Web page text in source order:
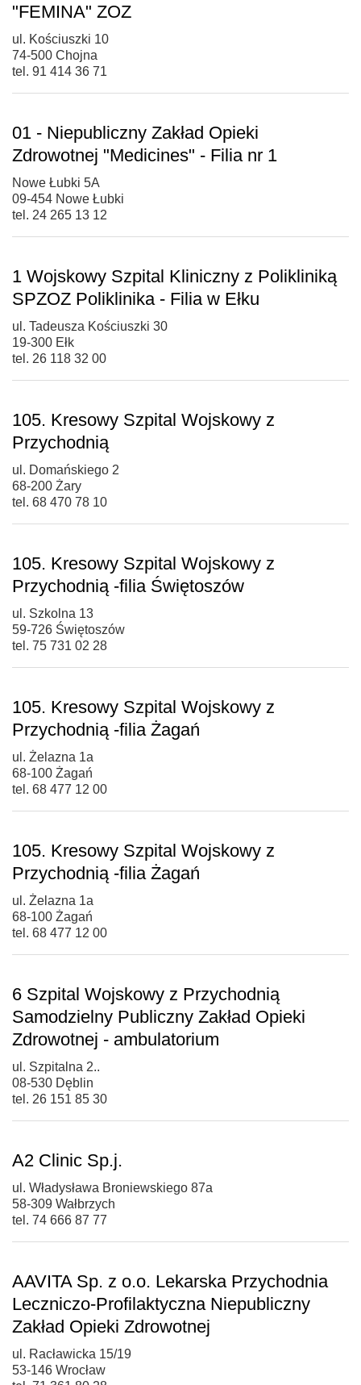
"FEMINA" ZOZ
ul. Kościuszki 10
74-500 Chojna
tel. 91 414 36 71
01 - Niepubliczny Zakład Opieki
Zdrowotnej "Medicines" - Filia nr 1
Nowe Łubki 5A
09-454 Nowe Łubki
tel. 24 265 13 12
1 Wojskowy Szpital Kliniczny z Polikliniką
SPZOZ Poliklinika - Filia w Ełku
ul. Tadeusza Kościuszki 30
19-300 Ełk
tel. 26 118 32 00
105. Kresowy Szpital Wojskowy z
Przychodnią
ul. Domańskiego 2
68-200 Żary
tel. 68 470 78 10
105. Kresowy Szpital Wojskowy z
Przychodnią -filia Świętoszów
ul. Szkolna 13
59-726 Świętoszów
tel. 75 731 02 28
105. Kresowy Szpital Wojskowy z
Przychodnią -filia Żagań
ul. Żelazna 1a
68-100 Żagań
tel. 68 477 12 00
105. Kresowy Szpital Wojskowy z
Przychodnią -filia Żagań
ul. Żelazna 1a
68-100 Żagań
tel. 68 477 12 00
6 Szpital Wojskowy z Przychodnią
Samodzielny Publiczny Zakład Opieki
Zdrowotnej - ambulatorium
ul. Szpitalna 2..
08-530 Dęblin
tel. 26 151 85 30
A2 Clinic Sp.j.
ul. Władysława Broniewskiego 87a
58-309 Wałbrzych
tel. 74 666 87 77
AAVITA Sp. z o.o. Lekarska Przychodnia
Leczniczo-Profilaktyczna Niepubliczny
Zakład Opieki Zdrowotnej
ul. Racławicka 15/19
53-146 Wrocław